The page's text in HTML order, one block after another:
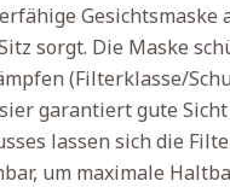
Gesichtsmaske
sorgt. Die Maske
(Filterklasse/
garantiert gute
lassen sich die
um maximale